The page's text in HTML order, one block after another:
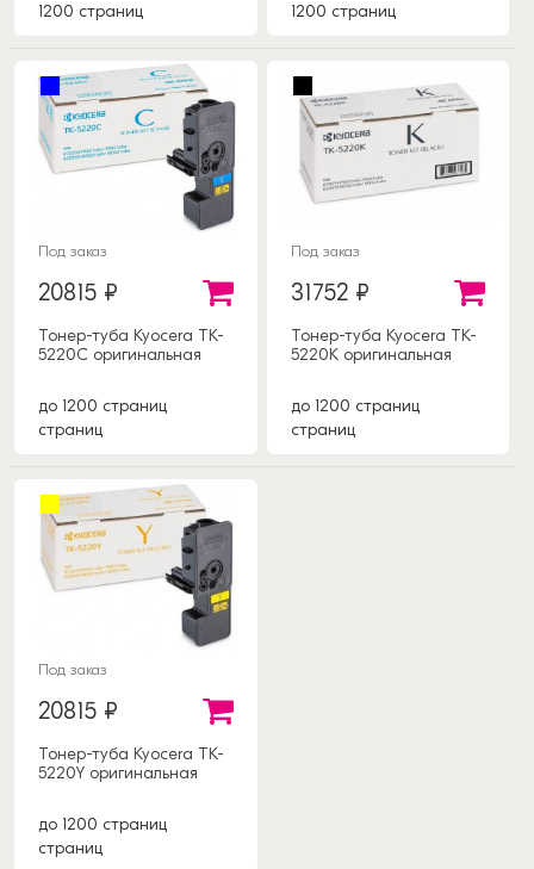
1200 страниц 1200 страниц
Под заказ
20815 ₽
Тонер-туба Kyocera TK-
5220C оригинальная
до 1200 страниц
страниц
Под заказ
31752 ₽
Тонер-туба Kyocera TK-
5220K оригинальная
до 1200 страниц
страниц
Под заказ
20815 ₽
Тонер-туба Kyocera TK-
5220Y оригинальная
до 1200 страниц
страниц